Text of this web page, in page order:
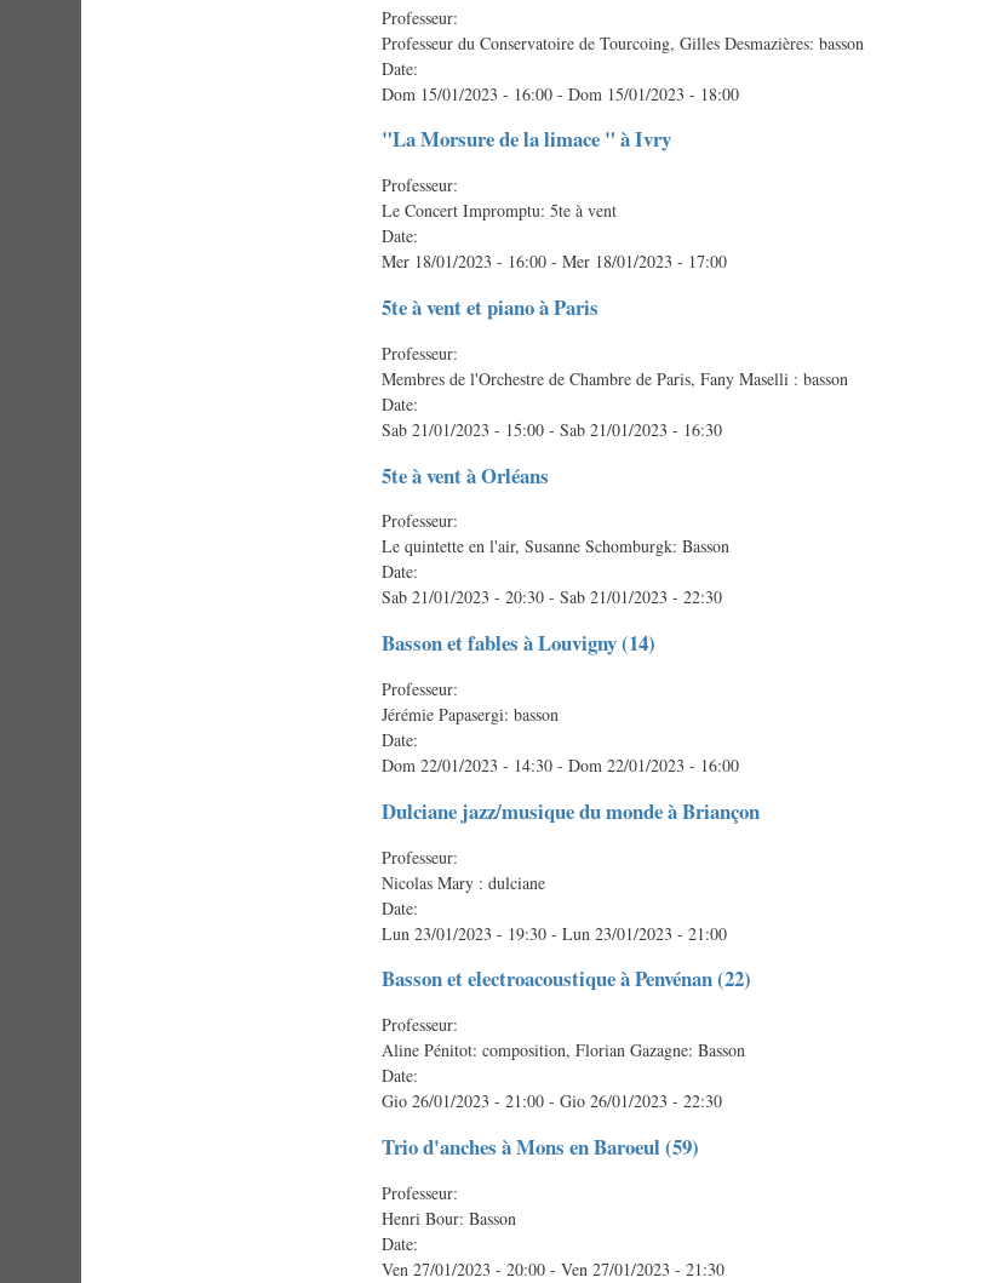
Professeur:
Professeur du Conservatoire de Tourcoing, Gilles Desmazières: basson
Date:
Dom 15/01/2023 - 16:00 -Dom 15/01/2023 - 18:00
"La Morsure de la limace " à Ivry
Professeur:
Le Concert Impromptu: 5te à vent
Date:
Mer 18/01/2023 - 16:00 -Mer 18/01/2023 - 17:00
5te à vent et piano à Paris
Professeur:
Membres de l'Orchestre de Chambre de Paris, Fany Maselli : basson
Date:
Sab 21/01/2023 - 15:00 -Sab 21/01/2023 - 16:30
5te à vent à Orléans
Professeur:
Le quintette en l'air, Susanne Schomburgk: Basson
Date:
Sab 21/01/2023 - 20:30 -Sab 21/01/2023 - 22:30
Basson et fables à Louvigny (14)
Professeur:
Jérémie Papasergi: basson
Date:
Dom 22/01/2023 - 14:30 -Dom 22/01/2023 - 16:00
Dulciane jazz/musique du monde à Briançon
Professeur:
Nicolas Mary : dulciane
Date:
Lun 23/01/2023 - 19:30 -Lun 23/01/2023 - 21:00
Basson et electroacoustique à Penvénan (22)
Professeur:
Aline Pénitot: composition, Florian Gazagne: Basson
Date:
Gio 26/01/2023 - 21:00 -Gio 26/01/2023 - 22:30
Trio d'anches à Mons en Baroeul (59)
Professeur:
Henri Bour: Basson
Date:
Ven 27/01/2023 - 20:00 -Ven 27/01/2023 - 21:30